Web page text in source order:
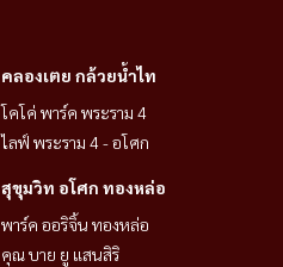
คลองเตย กล้วยน้ำไท
โคโค่ พาร์ค พระราม 4
ไลฟ์ พระราม 4 - อโศก
สุขุมวิท อโศก ทองหล่อ
พาร์ค ออริจิ้น ทองหล่อ
คุณ บาย ยู แสนสิริ